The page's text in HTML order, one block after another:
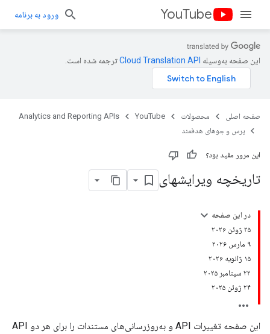
YouTube ورود به برنامه
این صفحه به‌وسیله ترجمه شده است.
صفحه اصلی محصولات YouTube
Analytics and Reporting APIs
پرس و جوهای هدفمند
این مرور مفید بود؟
تاریخچه ویرایشهای
در این صفحه
۲۵ ژوئن ۲۰۲۶
۹ مارس ۲۰۲۶
۱۵ ژانویه ۲۰۲۶
۲۲ سپتامبر ۲۰۲۵
۲۴ ژوئن ۲۰۲۵
این صفحه تغییرات API و به‌روزرسانی‌های مستندات را برای هر دو API